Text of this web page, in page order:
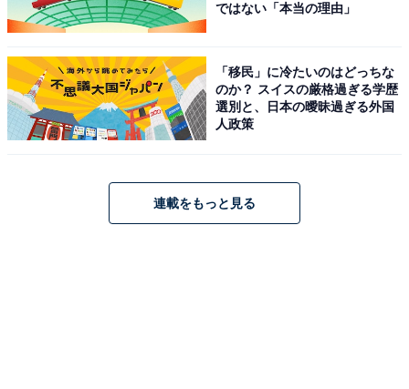
福井県で「外国人観光客にすすめたい温泉地」
ランキング！ 2位「東尋坊三国温泉」、1位は？
ではない「本当の理由」
「移民」に冷たいのはどっちな
のか？ スイスの厳格過ぎる学歴
選別と、日本の曖昧過ぎる外国
人政策
連載をもっと見る